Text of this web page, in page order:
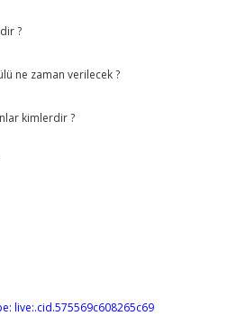
?
ne zaman verilecek ?
kimlerdir ?
live:.cid.575569c608265c69